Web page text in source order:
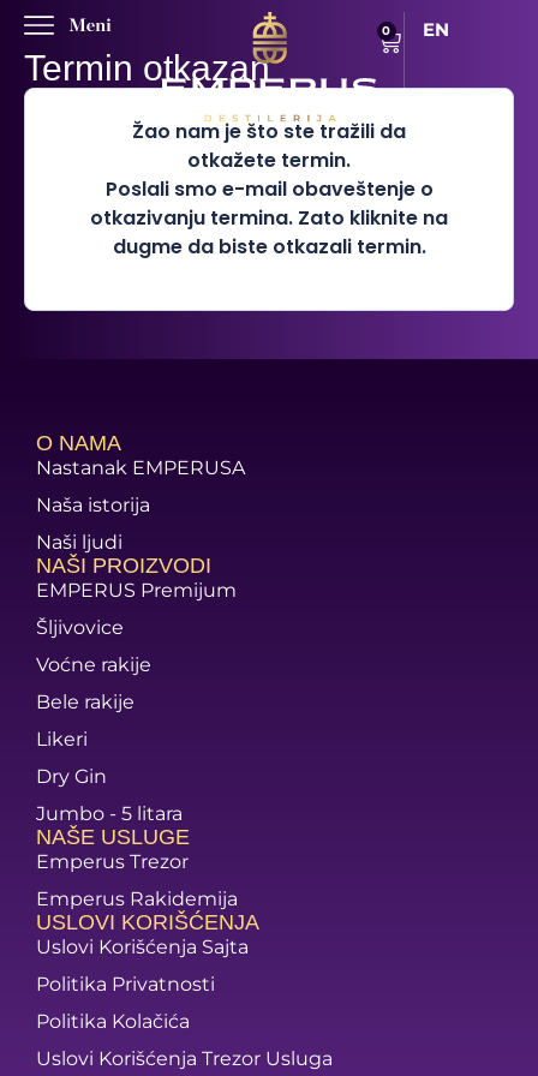
0 EN
Termin otkazan
Žao nam je što ste tražili da
otkažete termin.
Poslali smo e-mail obaveštenje o
otkazivanju termina. Zato kliknite na
dugme da biste otkazali termin.
O NAMA
Nastanak EMPERUSA
Naša istorija
Naši ljudi
NAŠI PROIZVODI
EMPERUS Premijum
Šljivovice
Voćne rakije
Bele rakije
Likeri
Dry Gin
Jumbo - 5 litara
NAŠE USLUGE
Emperus Trezor
Emperus Rakidemija
USLOVI KORIŠĆENJA
Uslovi Korišćenja Sajta
Politika Privatnosti
Politika Kolačića
Uslovi Korišćenja Trezor Usluga